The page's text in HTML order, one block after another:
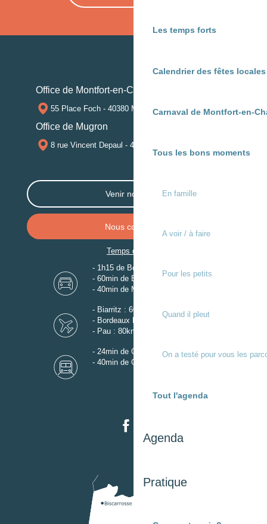
Les temps forts
Calendrier des fêtes
Carnaval de Montfort-en-
Tous les bons moments
En famille
A voir / à faire
Pour les petits
Quand il pleut
On a testé pour vous les
Tout l'agenda
Agenda
Pratique
Office de Montfort-en-Chalosse
55 Place Foch - 40380 MONTFORT-EN-CHALOSSE
Office de Mugron
8 rue Vincent Depaul - 40250 MUGRON
Venir nous voir
Nous contacter
Temps de trajet
- 1h15 de Bordeaux
- 60min de Biarritz
- 40min de Mont-de-Marsan
- Biarritz : 60km
- Bordeaux Mérignac : 110km
- Pau : 80km
- 24min de Gare de Dax
- 40min de Gare de Mont-de-Marsan